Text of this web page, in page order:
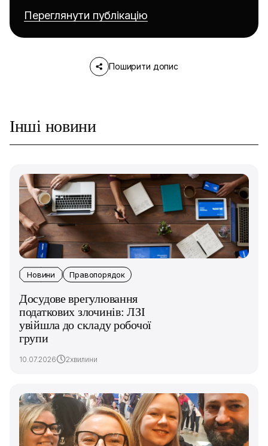
Переглянути публікацію
Поширити допис
Інші новини
Новини Правопорядок
Досудове врегулювання
податкових злочинів: ЛЗІ
увійшла до складу робочої
групи
10.07.2026 2хвилини